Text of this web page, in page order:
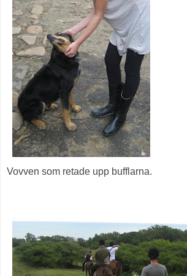
Vovven som retade upp bufflarna.